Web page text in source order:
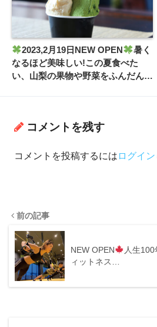
2023,2月19日NEW OPEN
暑く
なるほど美味しい!この夏食べた
い、山梨の果物や野菜をふんだんに
コメントを残す
コメントを投稿するには ログイン
前の記事
NEW OPEN
人生
ィットネス…